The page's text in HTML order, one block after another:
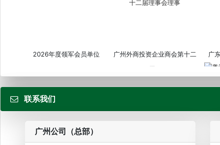
2026年度领军会员单位
广州外商投资企业商会第十二
届...
广
联系我们
广州公司（总部）